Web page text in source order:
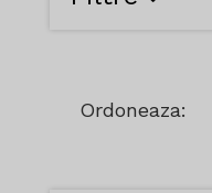
Ordoneaza: